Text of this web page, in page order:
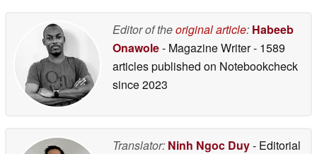
Editor of theoriginal article: Habeeb
Onawole- Magazine Writer- 1589
articles published on Notebookcheck
since 2023
Translator: Ninh Ngoc Duy- Editorial